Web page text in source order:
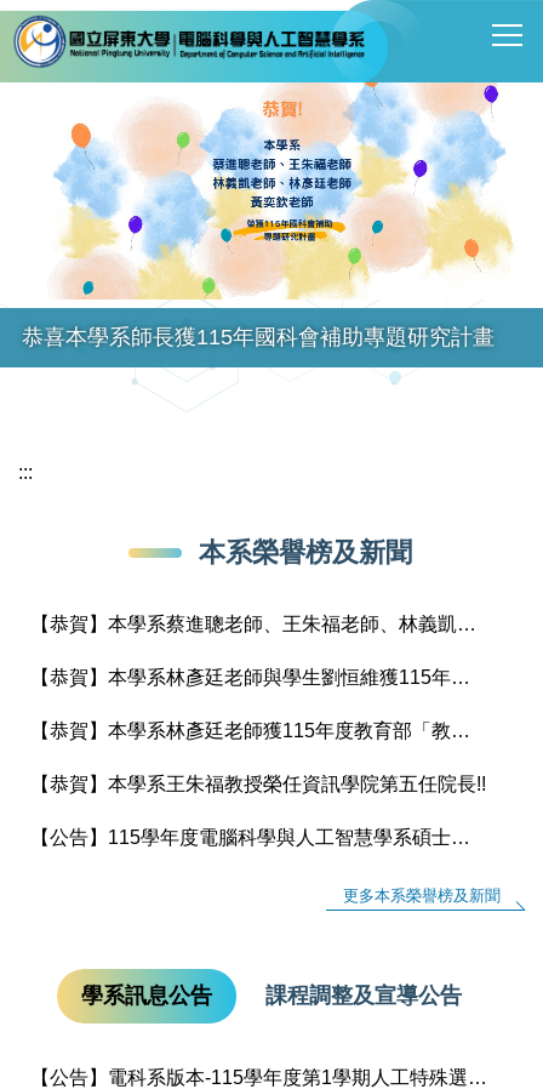
跳
到
恭喜本學系師長獲115年國科會補助專題研究計畫
:::
本系榮譽榜及新聞
【恭賀】本學系蔡進聰老師、王朱福老師、林義凱老師、林彥廷老師及黃奕欽老師獲115年國科會補助專題研究計畫
【恭賀】本學系林彥廷老師與學生劉恒維獲115年度大專學生參與專題研究計畫
【恭賀】本學系林彥廷老師獲115年度教育部「教學實踐研究計畫」補助
【恭賀】本學系王朱福教授榮任資訊學院第五任院長!!
【公告】115學年度電腦科學與人工智慧學系碩士班預研生 通過名單
更多本系榮譽榜及新聞
學系訊息公告 課程調整及宣導公告
【公告】電科系版本-115學年度第1學期人工特殊選課(額滿加簽)作業說明